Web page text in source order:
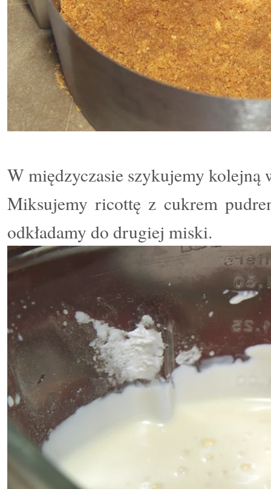
W międzyczasie szykujemy kolejną
Miksujemy ricottę z cukrem
odkładamy do drugiej miski.